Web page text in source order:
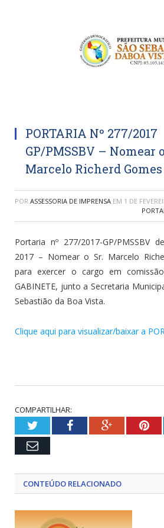
PORTARIA Nº 277/2017
GP/PMSSBV – Nomear
Marcelo Richerd
POR ASSESSORIA DE IMPRENSA EM 1 DE
Portaria nº 277/2017-GP/PMSSBV
2017 – Nomear o Sr. Marcelo
para exercer o cargo em comissão
GABINETE, junto a Secretaria
Sebastião da Boa Vista.
Clique aqui para visualizar/baixar a
COMPARTILHAR:
TwitterFacebookGoogle+
Email
CONTEÚDO RELACIONADO